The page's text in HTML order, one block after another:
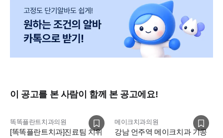
이 공고를 본 사람이 함께 본 공고에요!
똑똑플란트치과의원
[똑똑플란트치과]진료팀 치위
메이크치과의원
강남 언주역 메이크치과 기공